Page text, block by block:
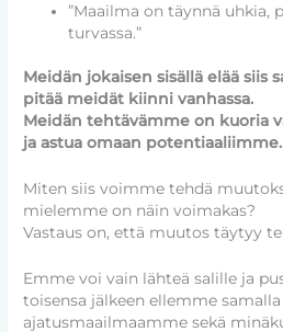
”Maailma on täynnä uhkia,
turvassa.”
Meidän jokaisen sisällä elää siis
pitää meidät kiinni vanhassa.
Meidän tehtävämme on kuoria
ja astua omaan potentiaaliimme.
Miten siis voimme tehdä
mielemme on näin voimakas?
Vastaus on, että muutos täytyy
Emme voi vain lähteä salille ja
toisensa jälkeen ellemme
ajatusmaailmaamme sekä